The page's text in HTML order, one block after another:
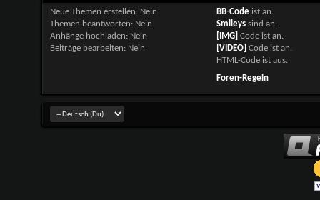
Neue Themen erstellen: Nein
Themen beantworten: Nein
Anhänge hochladen: Nein
Beiträge bearbeiten: Nein
BB-Codeist an.
Smileyssind an.
[IMG] Code ist an.
[VIDEO] Code ist an.
HTML-Code ist aus.
Foren-Regeln